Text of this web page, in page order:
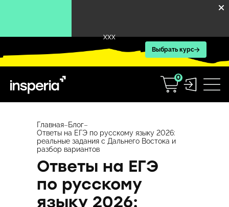
содержимому
XXX
Выбрать курс
0
Главная–Блог–
Ответы на ЕГЭ по русскому языку 2026:
реальные задания с Дальнего Востока и
разбор вариантов
Ответы на ЕГЭ
по русскому
языку 2026: